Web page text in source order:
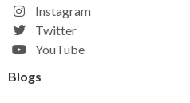
Instagram
Twitter
YouTube
Blogs